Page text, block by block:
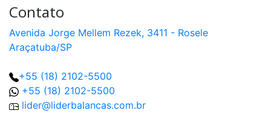
Contato
Avenida Jorge Mellem Rezek, 3411 - Rosele
Araçatuba/SP
+55 (18) 2102-5500
+55 (18) 2102-5500
lider@liderbalancas.com.br